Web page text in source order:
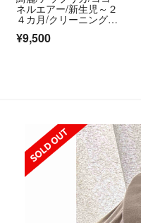
ネルエアー/新生児～２
４カ月/クリーニング済
¥9,500
SOLD